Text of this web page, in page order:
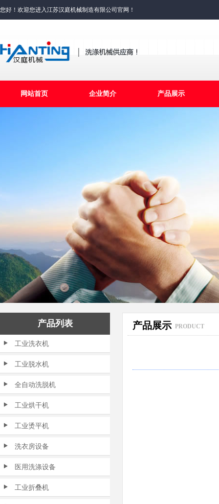
您好！欢迎您进入江苏汉庭机械制造有限公司官网！
网站首页 企业简介 产品展示
产品列表
工业洗衣机
工业脱水机
全自动洗脱机
工业烘干机
工业烫平机
洗衣房设备
医用洗涤设备
工业折叠机
产品展示 PRODUCT